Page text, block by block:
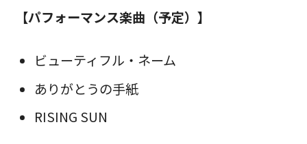
【パフォーマンス楽曲（予定）】
ビューティフル・ネーム
ありがとうの手紙
RISING SUN